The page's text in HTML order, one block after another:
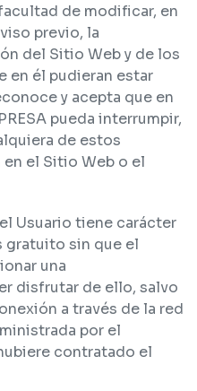
de modificar, en
previo, la
del Sitio Web y de los
en él pudieran estar
y acepta que en
pueda interrumpir,
de estos
el Sitio Web o el
Usuario tiene carácter
gratuito sin que el
una
disfrutar de ello, salvo
a través de la red
por el
contratado el